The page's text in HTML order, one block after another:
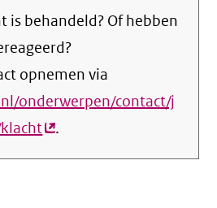
is behandeld? Of hebben
opnemen via
onderwerpen/contact/j
(externe
link)
.